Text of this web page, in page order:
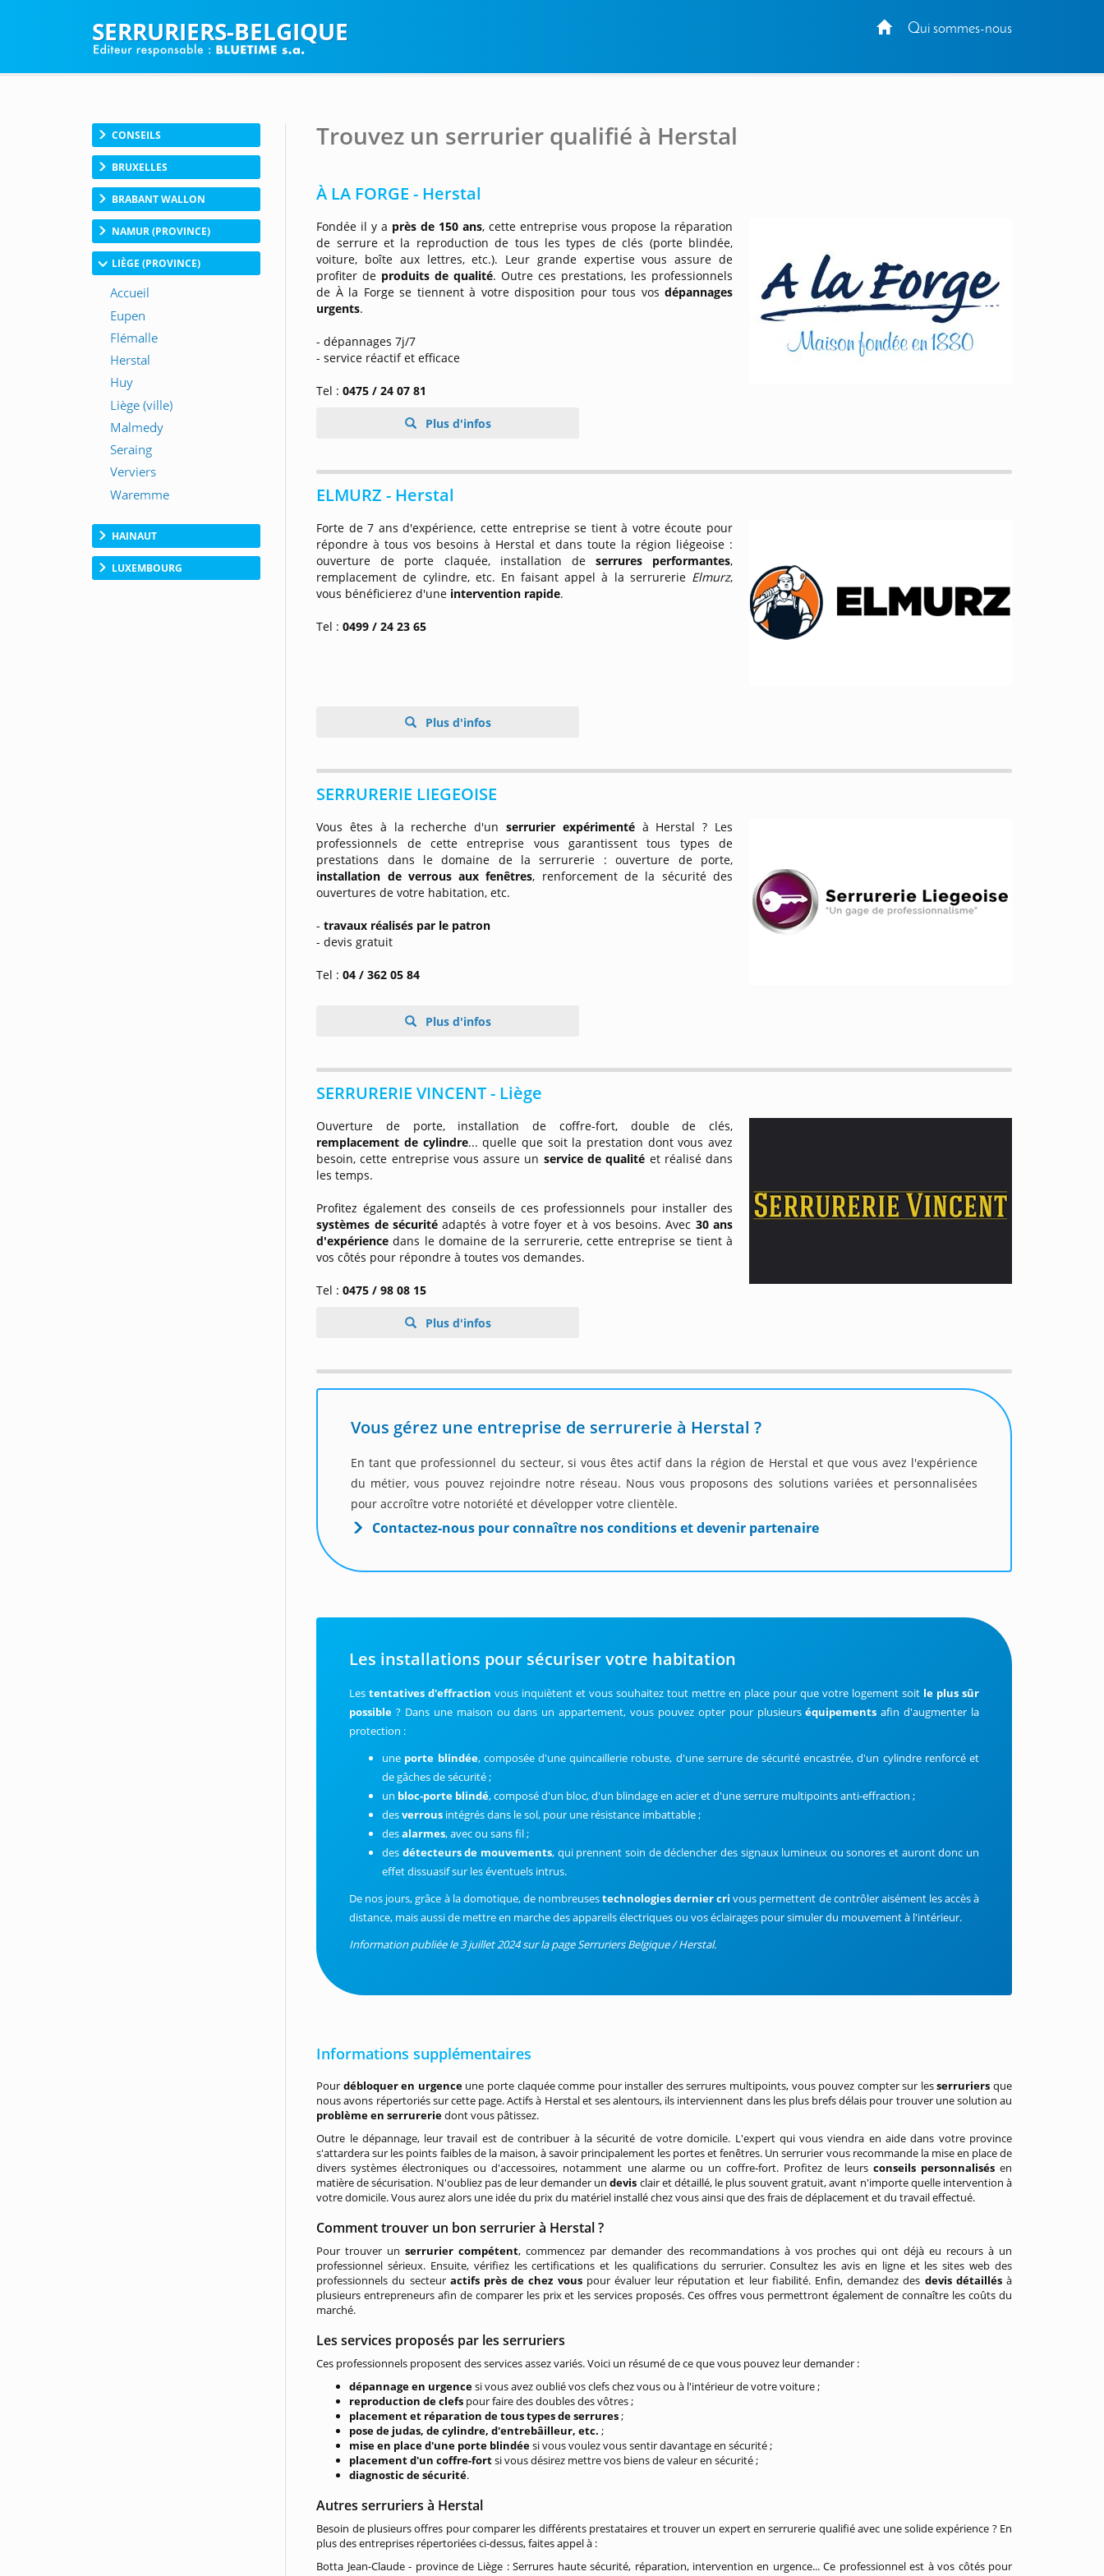
Qui sommes-nous
SERRURIERS-BELGIQUE
CONSEILS
BRUXELLES
BRABANT WALLON
NAMUR (PROVINCE)
LIÈGE (PROVINCE)
HAINAUT
LUXEMBOURG
Trouvez un serrurier qualifié à Herstal
À LA FORGE - Herstal
Fondée il y a près de 150 ans, cette entreprise vous propose la réparation
de serrure et la reproduction de tous les types de clés (porte blindée,
voiture, boîte aux lettres, etc.). Leur grande expertise vous assure de
profiter de produits de qualité. Outre ces prestations, les professionnels
de À la Forge se tiennent à votre disposition pour tous vos dépannages
urgents.
- dépannages 7j/7
- service réactif et efficace
Tel :0475 / 24 07 81
Plus d'infos
ELMURZ - Herstal
Forte de 7 ans d'expérience, cette entreprise se tient à votre écoute pour
répondre à tous vos besoins à Herstal et dans toute la région liégeoise :
ouverture de porte claquée, installation de serrures performantes,
remplacement de cylindre, etc. En faisant appel à la serrurerie Elmurz,
vous bénéficierez d'une intervention rapide.
Tel :0499 / 24 23 65
Plus d'infos
SERRURERIE LIEGEOISE
Vous êtes à la recherche d'unserrurier expérimenté à Herstal ? Les
professionnels de cette entreprise vous garantissent tous types de
prestations dans le domaine de la serrurerie : ouverture de porte,
installation de verrous aux fenêtres, renforcement de la sécurité des
ouvertures de votre habitation, etc.
-travaux réalisés par le patron
- devis gratuit
Tel :04 / 362 05 84
Plus d'infos
SERRURERIE VINCENT - Liège
Ouverture de porte, installation de coffre-fort, double de clés,
remplacement de cylindre... quelle que soit la prestation dont vous avez
besoin, cette entreprise vous assure un service de qualité et réalisé dans
les temps.
Profitez également des conseils de ces professionnels pour installer des
systèmes de sécuritéadaptés à votre foyer et à vos besoins. Avec 30 ans
d'expérience dans le domaine de la serrurerie, cette entreprise se tient à
vos côtés pour répondre à toutes vos demandes.
Tel :0475 / 98 08 15
Plus d'infos
Vous gérez une entreprise de serrurerie à Herstal ?
En tant que professionnel du secteur, si vous êtes actif dans la région de Herstal et que vous avez l'expérience
du métier, vous pouvez rejoindre notre réseau. Nous vous proposons des solutions variées et personnalisées
pour accroître votre notoriété et développer votre clientèle.
Contactez-nous pour connaître nos conditions et devenir partenaire
Les installations pour sécuriser votre habitation
Lestentatives d'effractionvous inquiètent et vous souhaitez tout mettre en place pour que votre logement soit le plus sûr
possible ? Dans une maison ou dans un appartement, vous pouvez opter pour plusieurséquipementsafin d'augmenter la
protection :
une porte blindée, composée d'une quincaillerie robuste, d'une serrure de sécurité encastrée, d'un cylindre renforcé et
de gâches de sécurité ;
un bloc-porte blindé, composé d'un bloc, d'un blindage en acier et d'une serrure multipoints anti-effraction ;
desverrous intégrés dans le sol, pour une résistance imbattable ;
desalarmes, avec ou sans fil ;
des détecteurs de mouvements, qui prennent soin de déclencher des signaux lumineux ou sonores et auront donc un
effet dissuasif sur les éventuels intrus.
De nos jours, grâce à la domotique, de nombreusestechnologies dernier cri vous permettent de contrôler aisément les accès à
distance, mais aussi de mettre en marche des appareils électriques ou vos éclairages pour simuler du mouvement à l'intérieur.
Information publiée le 3 juillet 2024 sur la page Serruriers Belgique / Herstal.
Informations supplémentaires
Pour débloquer en urgenceune porte claquée comme pour installer des serrures multipoints, vous pouvez compter sur lesserruriersque
nous avons répertoriés sur cette page. Actifs à Herstal et ses alentours, ils interviennent dans les plus brefs délais pour trouver une solution au
problème en serrureriedont vous pâtissez.
Outre le dépannage, leur travail est de contribuer à la sécurité de votre domicile. L'expert qui vous viendra en aide dans votre province
s'attardera sur les points faibles de la maison, à savoir principalement les portes et fenêtres. Un serrurier vous recommande la mise en place de
divers systèmes électroniques ou d'accessoires, notamment une alarme ou un coffre-fort. Profitez de leurs conseils personnalisésen
matière de sécurisation. N'oubliez pas de leur demander undevis clair et détaillé, le plus souvent gratuit, avant n'importe quelle intervention à
votre domicile. Vous aurez alors une idée du prix du matériel installé chez vous ainsi que des frais de déplacement et du travail effectué.
Comment trouver un bon serrurier à Herstal ?
Pour trouver unserrurier compétent, commencez par demander des recommandations à vos proches qui ont déjà eu recours à un
professionnel sérieux. Ensuite, vérifiez les certifications et les qualifications du serrurier. Consultez les avis en ligne et les sites web des
professionnels du secteur actifs près de chez vouspour évaluer leur réputation et leur fiabilité. Enfin, demandez des devis détaillésà
plusieurs entrepreneurs afin de comparer les prix et les services proposés. Ces offres vous permettront également de connaître les coûts du
marché.
Les services proposés par les serruriers
Ces professionnels proposent des services assez variés. Voici un résumé de ce que vous pouvez leur demander :
dépannage en urgencesi vous avez oublié vos clefs chez vous ou à l'intérieur de votre voiture ;
reproduction de clefs pour faire des doubles des vôtres ;
placement et réparation de tous types de serrures;
pose de judas, de cylindre, d'entrebâilleur, etc. ;
mise en place d'une porte blindéesi vous voulez vous sentir davantage en sécurité ;
placement d'un coffre-fortsi vous désirez mettre vos biens de valeur en sécurité ;
diagnostic de sécurité.
Autres serruriers à Herstal
Besoin de plusieurs offres pour comparer les différents prestataires et trouver un expert en serrurerie qualifié avec une solide expérience ? En
plus des entreprises répertoriées ci-dessus, faites appel à :
Botta Jean-Claude - province de Liège : Serrures haute sécurité, réparation, intervention en urgence... Ce professionnel est à vos côtés pour